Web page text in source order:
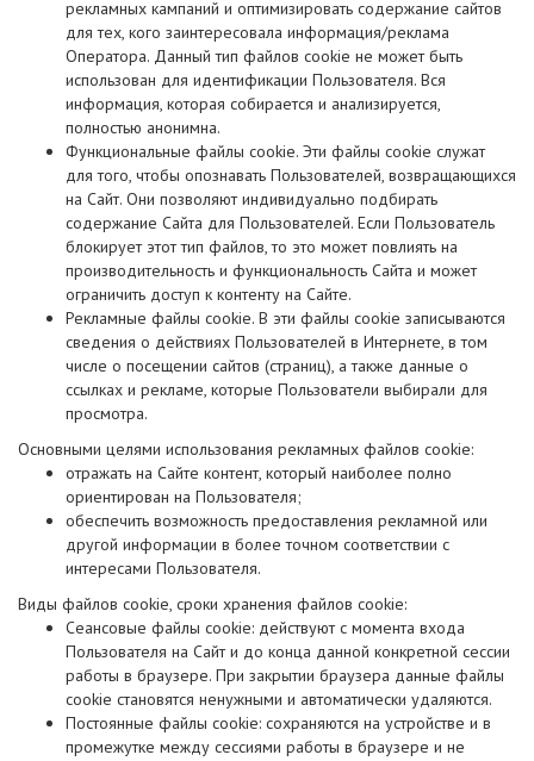
рекламных кампаний и оптимизировать содержание сайтов
для тех, кого заинтересовала информация/реклама
Оператора. Данный тип файлов cookie не может быть
использован для идентификации Пользователя. Вся
информация, которая собирается и анализируется,
полностью анонимна.
Функциональные файлы cookie. Эти файлы cookie служат
для того, чтобы опознавать Пользователей, возвращающихся
на Сайт. Они позволяют индивидуально подбирать
содержание Сайта для Пользователей. Если Пользователь
блокирует этот тип файлов, то это может повлиять на
производительность и функциональность Сайта и может
ограничить доступ к контенту на Сайте.
Рекламные файлы cookie. В эти файлы cookie записываются
сведения о действиях Пользователей в Интернете, в том
числе о посещении сайтов (страниц), а также данные о
ссылках и рекламе, которые Пользователи выбирали для
просмотра.
Основными целями использования рекламных файлов cookie:
отражать на Сайте контент, который наиболее полно
ориентирован на Пользователя;
обеспечить возможность предоставления рекламной или
другой информации в более точном соответствии с
интересами Пользователя.
Виды файлов cookie, сроки хранения файлов cookie:
Сеансовые файлы cookie: действуют с момента входа
Пользователя на Сайт и до конца данной конкретной сессии
работы в браузере. При закрытии браузера данные файлы
cookie становятся ненужными и автоматически удаляются.
Постоянные файлы cookie: сохраняются на устройстве и в
промежутке между сессиями работы в браузере и не